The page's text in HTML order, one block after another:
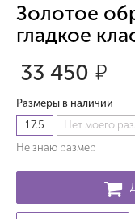
Золотое
гладкое
33 450 р.
Размеры в наличии
17.5
Нет моего
Не знаю размер